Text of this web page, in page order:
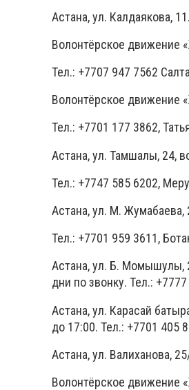
Астана, ул. Калдаякова, 11.
Волонтёрское движение
Тел.: +7707 947 7562
Волонтёрское движение
Тел.: +7701 177 3862,
Астана, ул. Тамшалы, 24,
Тел.: +7747 585 6202,
Астана, ул. М.
Тел.: +7701 959 3611,
Астана, ул. Б. Момышулы,
дни по звонку. Тел.:
Астана, ул. Карасай
до 17:00. Тел.: +7701 405
Астана, ул. Валиханова,
Волонтёрское движение